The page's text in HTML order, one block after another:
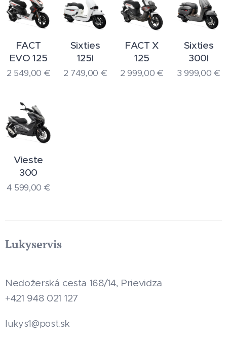
FACT
EVO 125
2 549,00 €
Sixties
125i
2 749,00 €
FACT X
125
2 999,00 €
Sixties
300i
3 999,00 €
Vieste
300
4 599,00 €
Lukyservis
Nedožerská cesta 168/14, Prievidza
+421 948 021 127
lukys1@post.sk